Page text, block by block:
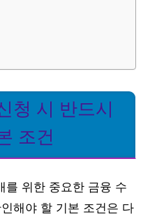
청 시 반드시
조건
를 위한 중요한 금융 수
해야 할 기본 조건은 다